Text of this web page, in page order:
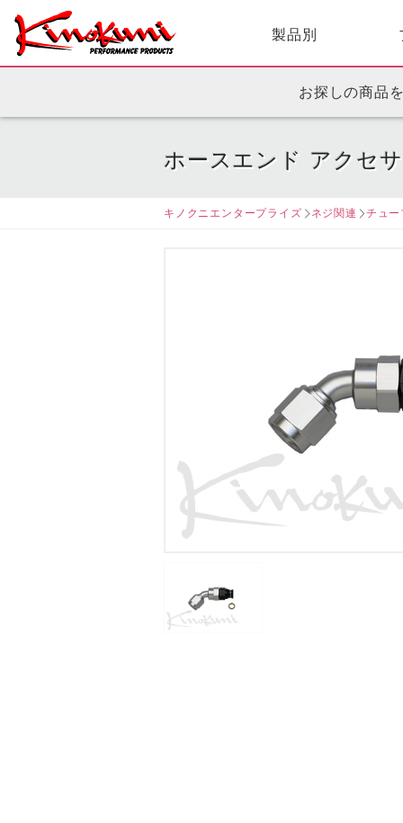
製品別
お探しの商品
ホースエンド アクセ
キノクニエンタープライズ ネジ関連 チュ